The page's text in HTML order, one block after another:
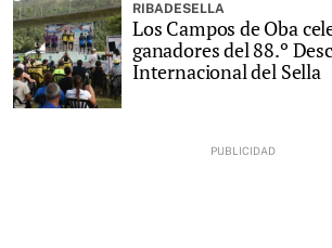
RIBADESELLA
Los Campos de Oba
ganadores del 88.º
Internacional del Sella